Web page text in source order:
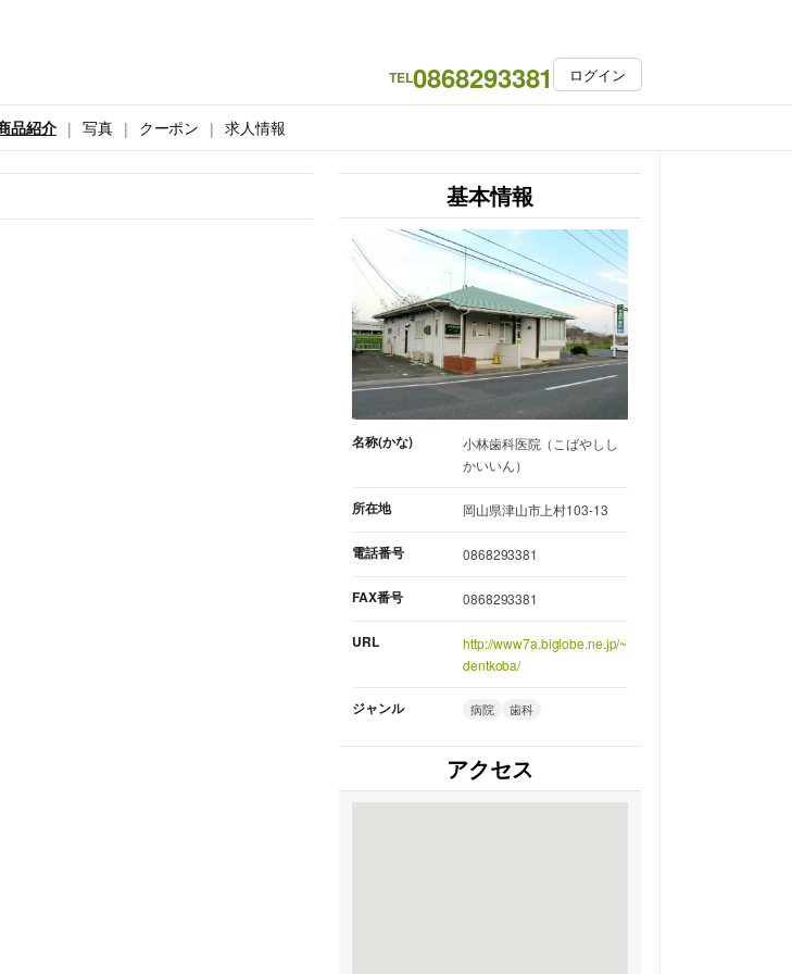
TEL0868293381 ログイン
品紹介 写真 クーポン 求人情報
基本情報
名称(かな)
小林歯科医院（こばやしし
かいいん）
所在地 岡山県津山市上村103-13
電話番号 0868293381
FAX番号 0868293381
URL
http://www7a.biglobe.ne.jp/~
dentkoba/
ジャンル 病院 歯科
アクセス